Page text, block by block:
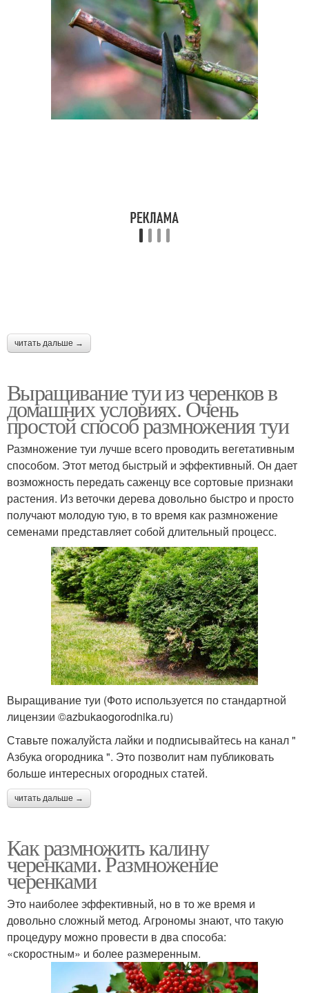
читать дальше →
Выращивание туи из черенков в
домашних условиях. Очень
простой способ размножения туи
Размножение туи лучше всего проводить вегетативным
способом. Этот метод быстрый и эффективный. Он дает
возможность передать саженцу все сортовые признаки
растения. Из веточки дерева довольно быстро и просто
получают молодую тую, в то время как размножение
семенами представляет собой длительный процесс.
Выращивание туи (Фото используется по стандартной
лицензии ©azbukaogorodnika.ru)
Ставьте пожалуйста лайки и подписывайтесь на канал "
Азбука огородника ". Это позволит нам публиковать
больше интересных огородных статей.
читать дальше →
Как размножить калину
черенками. Размножение
черенками
Это наиболее эффективный, но в то же время и
довольно сложный метод. Агрономы знают, что такую
процедуру можно провести в два способа:
«скоростным» и более размеренным.